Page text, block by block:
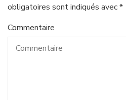
obligatoires sont indiqués avec*
Commentaire